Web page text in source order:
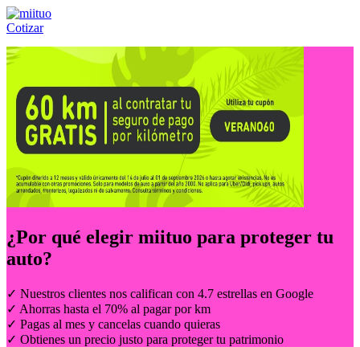
Cotizar
Llámanos al:(55) 84-21-05-00 ó
¿Por qué elegir miituo para proteger tu
auto?
✓ Nuestros clientes nos califican con 4.7 estrellas en Google
✓ Ahorras hasta el 70% al pagar por km
✓ Pagas al mes y cancelas cuando quieras
✓ Obtienes un precio justo para proteger tu patrimonio